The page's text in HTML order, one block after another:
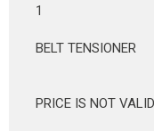
1
BELT TENSIONER
PRICE IS NOT